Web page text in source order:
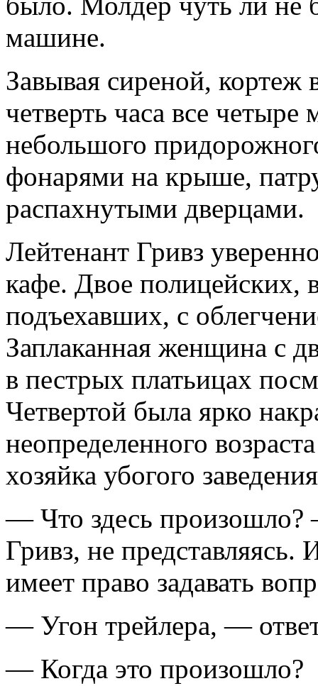
машине.
Завывая сиреной, кортеж
четверть часа все
небольшого
фонарями на крыше,
распахнутыми дверцами.
Лейтенант Гривз
кафе. Двое полицейских,
подъехавших, с
Заплаканная женщина с
в пестрых платьицах
Четвертой была ярко
неопределенного
хозяйка убогого
— Что здесь произошло?
Гривз, не
имеет право задавать
— Угон трейлера, —
— Когда это произошло?